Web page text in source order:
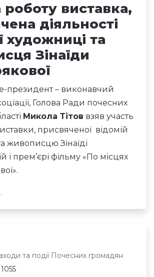
виставка,
діяльності
художниці та
Зінаїди
президент – виконавчий
Голова Ради почесних
Микола Тітов взяв участь
присвяченої відомій
живописцю Зінаїді
і прем’єрі фільму «По місцях
та події Почесних громадян